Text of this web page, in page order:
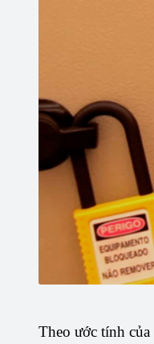
Theo ước tính